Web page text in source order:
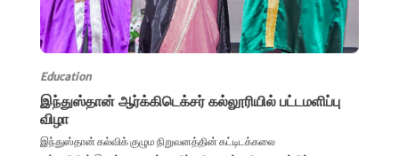
Education
இந்துஸ்தான் ஆர்க்கிடெக்சர் கல்லூரியில் பட்டமளிப்பு
விழா
இந்துஸ்தான் கல்விக் குழும நிறுவனத்தின் கட்டிடக்கலை